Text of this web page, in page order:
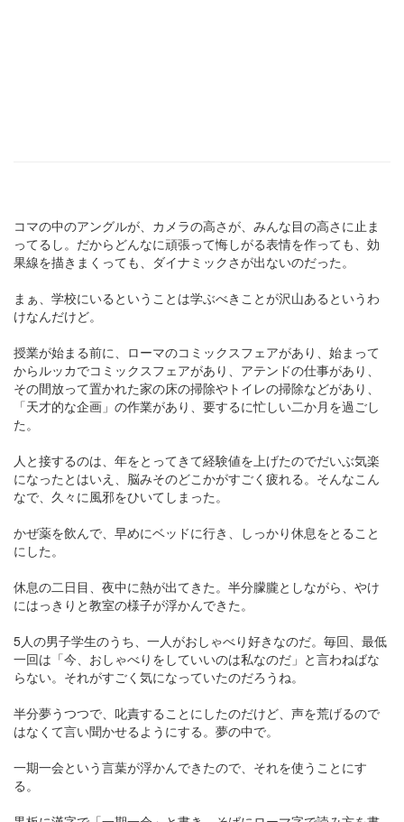
コマの中のアングルが、カメラの高さが、みんな目の高さに止ま
ってるし。だからどんなに頑張って悔しがる表情を作っても、効
果線を描きまくっても、ダイナミックさが出ないのだった。
まぁ、学校にいるということは学ぶべきことが沢山あるというわ
けなんだけど。
授業が始まる前に、ローマのコミックスフェアがあり、始まって
からルッカでコミックスフェアがあり、アテンドの仕事があり、
その間放って置かれた家の床の掃除やトイレの掃除などがあり、
「天才的な企画」の作業があり、要するに忙しい二か月を過ごし
た。
人と接するのは、年をとってきて経験値を上げたのでだいぶ気楽
になったとはいえ、脳みそのどこかがすごく疲れる。そんなこん
なで、久々に風邪をひいてしまった。
かぜ薬を飲んで、早めにベッドに行き、しっかり休息をとること
にした。
休息の二日目、夜中に熱が出てきた。半分朦朧としながら、やけ
にはっきりと教室の様子が浮かんできた。
5人の男子学生のうち、一人がおしゃべり好きなのだ。毎回、最低
一回は「今、おしゃべりをしていいのは私なのだ」と言わねばな
らない。それがすごく気になっていたのだろうね。
半分夢うつつで、叱責することにしたのだけど、声を荒げるので
はなくて言い聞かせるようにする。夢の中で。
一期一会という言葉が浮かんできたので、それを使うことにす
る。